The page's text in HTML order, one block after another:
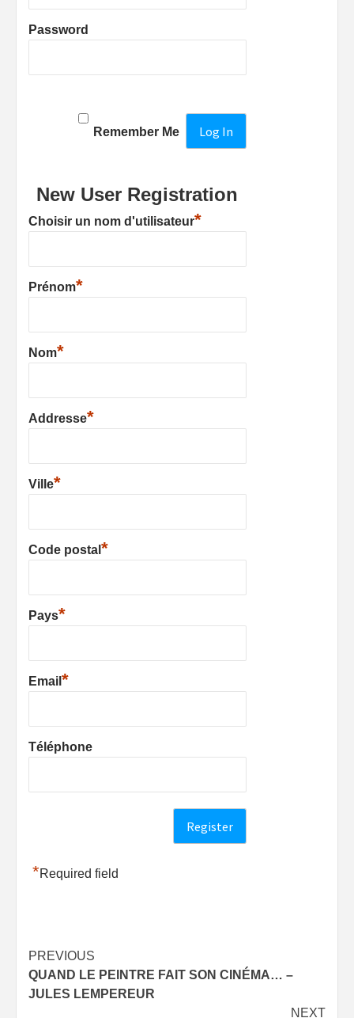
Password
Remember Me
New User Registration
Choisir un nom d'utilisateur*
Prénom*
Nom*
Addresse*
Ville*
Code postal *
Pays*
Email *
Téléphone
*Required field
Post
navigation
PREVIOUS
QUAND LE PEINTRE FAIT SON CINÉMA… –
JULES LEMPEREUR
NEXT